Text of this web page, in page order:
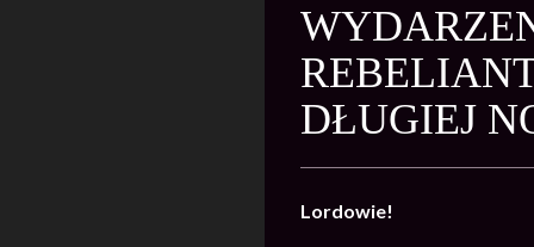
DŁUGIEJ
Lordowie!